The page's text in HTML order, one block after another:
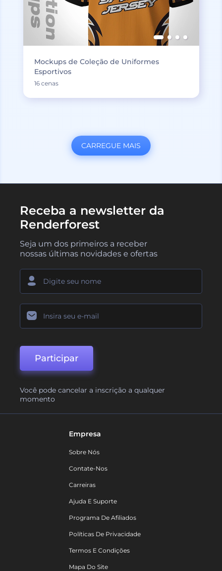
Mockups de Coleção de Uniformes
Esportivos
16 cenas
CARREGUE MAIS
Receba a newsletter da
Renderforest
Seja um dos primeiros a receber
nossas últimas novidades e ofertas
Participar
Você pode cancelar a inscrição a qualquer
momento
Empresa
Sobre Nós
Contate-Nos
Carreiras
Ajuda E Suporte
Programa De Afiliados
Políticas De Privacidade
Termos E Condições
Mapa Do Site